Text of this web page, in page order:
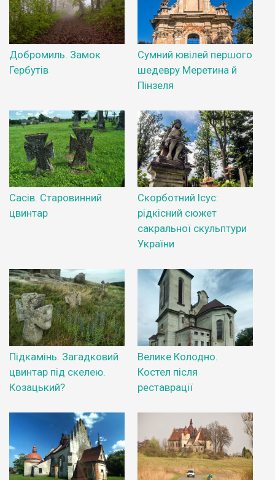
Добромиль. Замок
Гербутів
Сумний ювілей першого
шедевру Меретина й
Пінзеля
Сасів. Старовинний
цвинтар
Скорботний Ісус:
рідкісний сюжет
сакральної скульптури
України
Підкамінь. Загадковий
цвинтар під скелею.
Козацький?
Велике Колодно.
Костел після
реставрації